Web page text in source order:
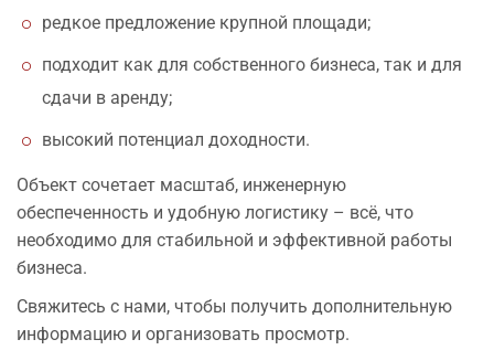
редкое предложение крупной площади;
подходит как для собственного бизнеса, так и для
сдачи в аренду;
высокий потенциал доходности.
Объект сочетает масштаб, инженерную
обеспеченность и удобную логистику – всё, что
необходимо для стабильной и эффективной работы
бизнеса.
Свяжитесь с нами, чтобы получить дополнительную
информацию и организовать просмотр.